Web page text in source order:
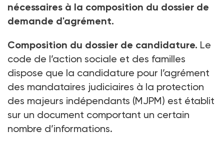
nécessaires à la composition du dossier de
demande d'agrément.
Composition du dossier de candidature. Le
code de l’action sociale et des familles
dispose que la candidature pour l’agrément
des mandataires judiciaires à la protection
des majeurs indépendants (MJPM) est établit
sur un document comportant un certain
nombre d’informations.